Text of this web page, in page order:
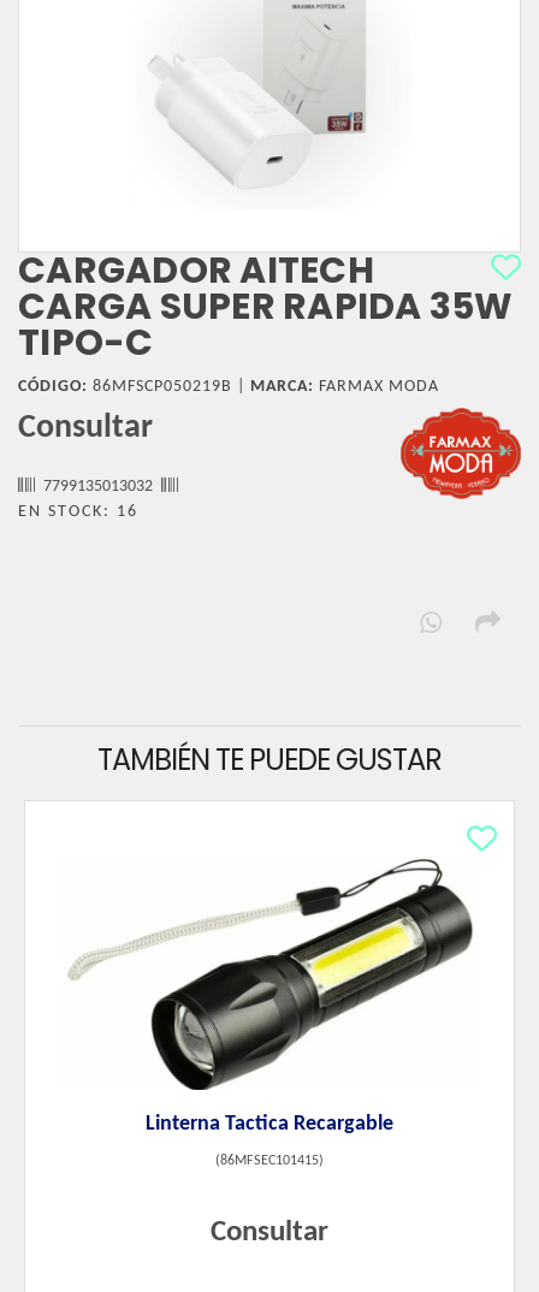
CARGADOR AITECH
CARGA SUPER RAPIDA 35W
TIPO-C
CÓDIGO: 86MFSCP050219B | MARCA: FARMAX MODA
Consultar
7799135013032
EN STOCK: 16
TAMBIÉN TE PUEDE GUSTAR
Linterna Tactica Recargable
(86MFSEC101415)
Consultar